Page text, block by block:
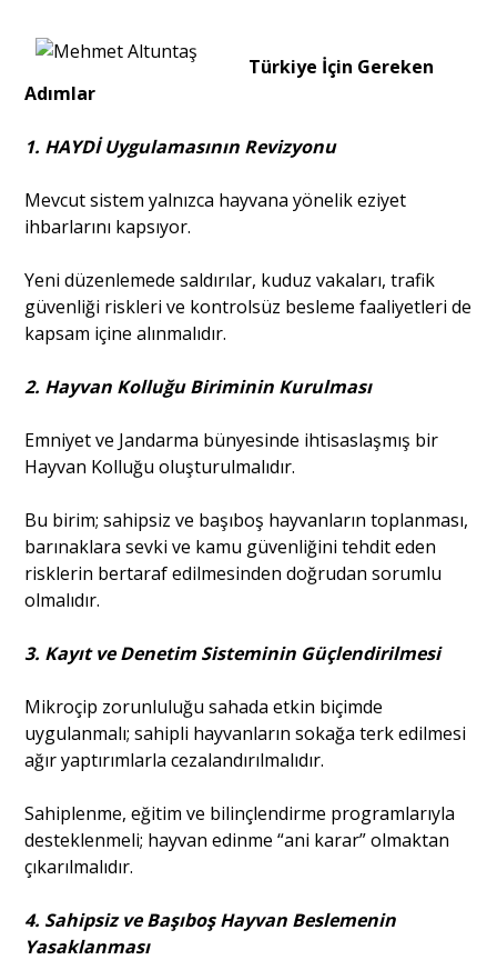
Türkiye İçin Gereken
Adımlar
1. HAYDİ Uygulamasının Revizyonu
Mevcut sistem yalnızca hayvana yönelik eziyet
ihbarlarını kapsıyor.
Yeni düzenlemede saldırılar, kuduz vakaları, trafik
güvenliği riskleri ve kontrolsüz besleme faaliyetleri de
kapsam içine alınmalıdır.
2. Hayvan Kolluğu Biriminin Kurulması
Emniyet ve Jandarma bünyesinde ihtisaslaşmış bir
Hayvan Kolluğu oluşturulmalıdır.
Bu birim; sahipsiz ve başıboş hayvanların toplanması,
barınaklara sevki ve kamu güvenliğini tehdit eden
risklerin bertaraf edilmesinden doğrudan sorumlu
olmalıdır.
3. Kayıt ve Denetim Sisteminin Güçlendirilmesi
Mikroçip zorunluluğu sahada etkin biçimde
uygulanmalı; sahipli hayvanların sokağa terk edilmesi
ağır yaptırımlarla cezalandırılmalıdır.
Sahiplenme, eğitim ve bilinçlendirme programlarıyla
desteklenmeli; hayvan edinme “ani karar” olmaktan
çıkarılmalıdır.
4. Sahipsiz ve Başıboş Hayvan Beslemenin
Yasaklanması